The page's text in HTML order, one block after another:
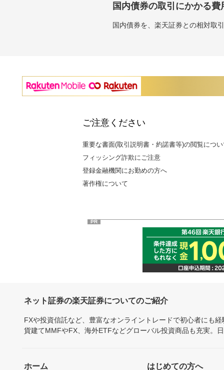
国内債券の取引にかかる費
国内債券を、楽天証券との相対取
ご注意ください
重要な書面(取引説明書・約諾書等)の閲覧につ
フィッシング詐欺にご注意
登録金融機関にお勤めの方へ
著作権について
PR
ネット証券の楽天証券についてのご紹介
FXや投資信託など、豊富なオンライントレードで初心者にも
貨建てMMFやFX、海外ETFなどグローバル投資商品も充実。
ホーム はじめての方へ